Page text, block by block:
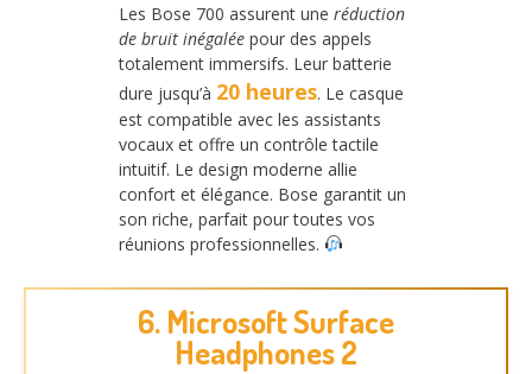
Les Bose 700 assurent une réduction
de bruit inégalée pour des appels
totalement immersifs. Leur batterie
dure jusqu’à 20 heures. Le casque
est compatible avec les assistants
vocaux et offre un contrôle tactile
intuitif. Le design moderne allie
confort et élégance. Bose garantit un
son riche, parfait pour toutes vos
réunions professionnelles.
6. Microsoft Surface
Headphones 2